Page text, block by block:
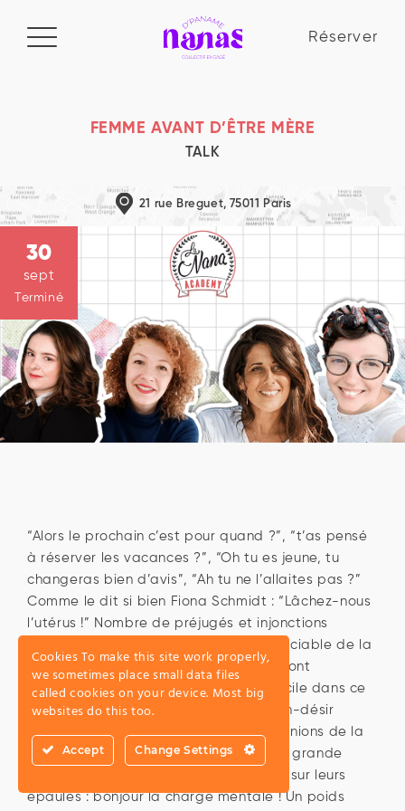
Réserver
Réserver
Manifeste
La Nana Academy
Blog
FEMME AVANT D’ÊTRE MÈRE
TALK
21 rue Breguet, 75011 Paris
30
sept
Terminé
“Alors le prochain c’est pour quand ?”, “t’as pensé
à réserver les vacances ?”, “Oh tu es jeune, tu
changeras bien d’avis”, “Ah tu ne l’allaites pas ?”
Comme le dit si bien Fiona Schmidt : “Lâchez-nous
l’utérus !” Nombre de préjugés et injonctions
affirment que la féminité serait indissociable de la
maternité. Dès l’enfance, les femmes sont
conditionnées pour devenir mère. Difficile dans ce
contexte, de venir revendiquer son non-désir
d’enfant sans être jugé et subir les opinions de la
terre entière. Et une fois mère, c’est en grande
partie elles qui portent la vie du foyer sur leurs
épaules : bonjour la charge mentale ! Un poids
Cookies To make this site work properly,
we sometimes place small data files
called cookies on your device. Most big
websites do this too.
Accept Change Settings